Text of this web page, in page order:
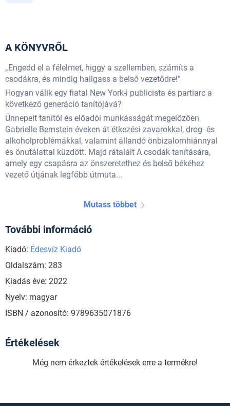
A KÖNYVRŐL
„Engedd el a félelmet, higgy a szellemben, számíts a
csodákra, és mindig hallgass a belső vezetődre!”
Hogyan válik egy fiatal New York-i publicista és partiarc a
következő generáció tanítójává?
Ünnepelt tanítói és előadói munkásságát megelőzően
Gabrielle Bernstein éveken át étkezési zavarokkal, drog- és
alkoholproblémákkal, valamint állandó önbizalomhiánnyal
és önutálattal küzdött. Majd rátalált A csodák tanítására,
amely egy csapásra az önszeretethez és belső békéhez
vezető útjának legfőbb útmuta...
Mutass többet
További információ
Kiadó: Édesvíz Kiadó
Oldalszám: 283
Kiadás éve: 2022
Nyelv: magyar
ISBN / azonosító: 9789635071876
Értékelések
Még nem érkeztek értékelések erre a termékre!